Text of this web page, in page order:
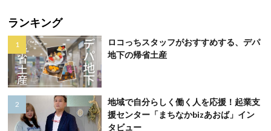
ランキング
ロコっちスタッフがおすすめする、デパ
地下の帰省土産
地域で自分らしく働く人を応援！起業支
援センター「まちなかbizあおば」イン
タビュー